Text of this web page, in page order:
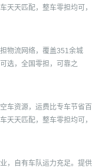
天天匹配，整车零担均可，
物流网络，覆盖351余城
选，全国零担，可靠之
车资源，运费比专车节省百
天天匹配，整车零担均可，
，自有车队运力充足。提供